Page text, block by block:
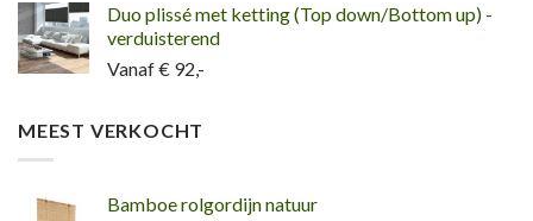
Duo plissé met ketting (Top down/Bottom up) -
verduisterend
Vanaf € 92,-
MEEST VERKOCHT
Bamboe rolgordijn natuur